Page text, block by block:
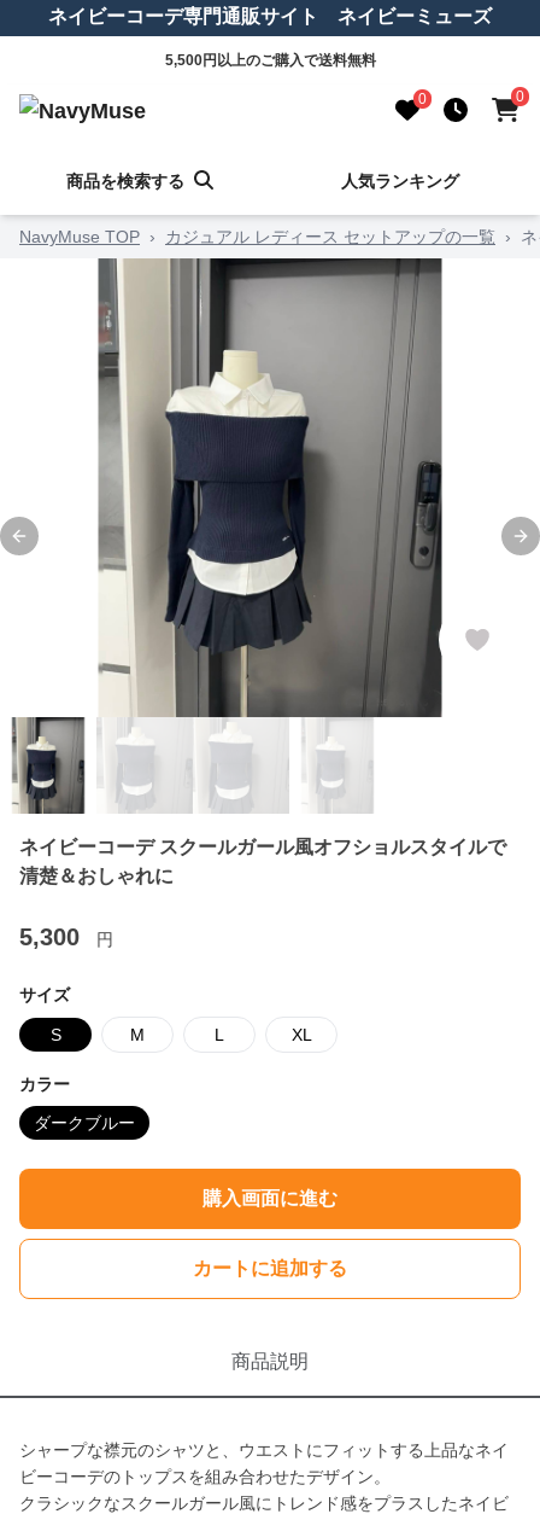
ネイビーコーデ専門通販サイト ネイビーミューズ
5,500円以上のご購入で送料無料
0 0
商品を検索する 人気ランキング
NavyMuse TOP › カジュアル レディース セットアップの一覧 ›
Previous slide
ネイビーコーデ スクールガール風オフショルスタイルで
清楚＆おしゃれに
5,300 円
サイズ
S M L XL
カラー
ダークブルー
購入画面に進む
カートに追加する
商品説明
シャープな襟元のシャツと、ウエストにフィットする上品なネイ
ビーコーデのトップスを組み合わせたデザイン。
クラシックなスクールガール風にトレンド感をプラスしたネイビ